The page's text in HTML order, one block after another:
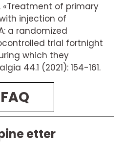
«Treatment of primary
injection of
a randomized
trial fortnight
which they
44.1 (2021): 154-161.
FAQ
etter